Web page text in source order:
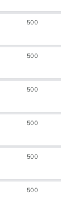
500
500
500
500
500
500